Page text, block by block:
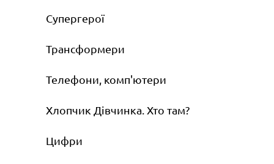
Супергерої
Трансформери
Телефони, комп'ютери
Хлопчик Дівчинка. Хто там?
Цифри